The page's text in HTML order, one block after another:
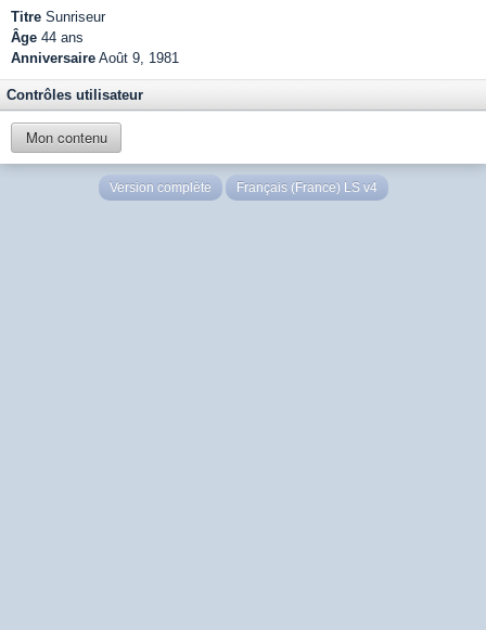
Titre Sunriseur
Âge 44 ans
Anniversaire Août 9, 1981
Contrôles utilisateur
Mon contenu
Version complète Français (France) LS v4